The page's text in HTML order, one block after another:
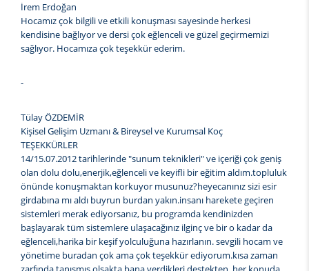
İrem Erdoğan
Hocamız çok bilgili ve etkili konuşması sayesinde herkesi
kendisine bağlıyor ve dersi çok eğlenceli ve güzel geçirmemizi
sağlıyor. Hocamıza çok teşekkür ederim.
-
Tülay ÖZDEMİR
Kişisel Gelişim Uzmanı & Bireysel ve Kurumsal Koç
TEŞEKKÜRLER
14/15.07.2012 tarihlerinde "sunum teknikleri" ve içeriği çok geniş
olan dolu dolu,enerjik,eğlenceli ve keyifli bir eğitim aldım.topluluk
önünde konuşmaktan korkuyor musunuz?heyecanınız sizi esir
girdabına mı aldı buyrun burdan yakın.insanı harekete geçiren
sistemleri merak ediyorsanız, bu programda kendinizden
başlayarak tüm sistemlere ulaşacağınız ilginç ve bir o kadar da
eğlenceli,harika bir keşif yolculuğuna hazırlanın. sevgili hocam ve
yönetime buradan çok ama çok teşekkür ediyorum.kısa zaman